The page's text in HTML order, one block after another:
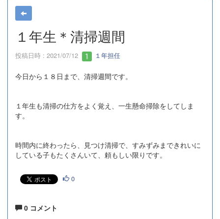
１年生＊清掃週間
投稿日時 : 2021/07/12 １年担任
今日から１８日まで、清掃週間です。
１年生も清掃の仕方をよく覚え、一生懸命掃除をしてしま
す。
時間内に終わったら、見つけ清掃で、すみずみまできれいに
している子もたくさんいて、頼もしい限りです。
0
0 コメント